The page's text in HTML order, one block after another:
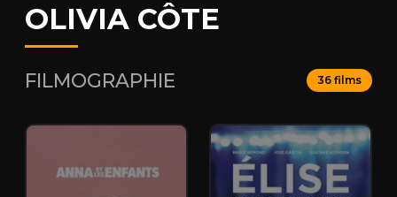
OLIVIA CÔTE
FILMOGRAPHIE 36 films